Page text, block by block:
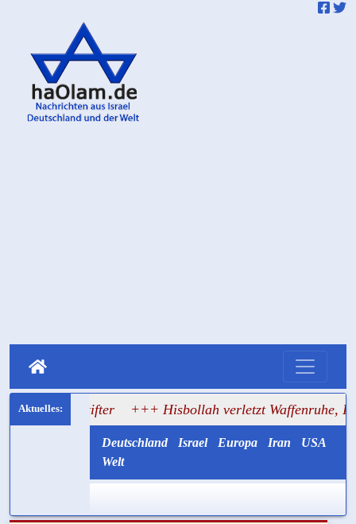
+++ Hisbollah verletzt Waffenruhe, Israel greift
Deutschland Israel Europa Iran
USA
Welt